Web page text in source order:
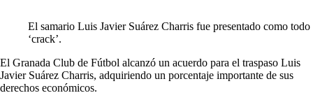
El samario Luis Javier Suárez Charris fue presentado como todo
‘crack’.
El Granada Club de Fútbol alcanzó un acuerdo para el traspaso Luis
Javier Suárez Charris, adquiriendo un porcentaje importante de sus
derechos económicos.